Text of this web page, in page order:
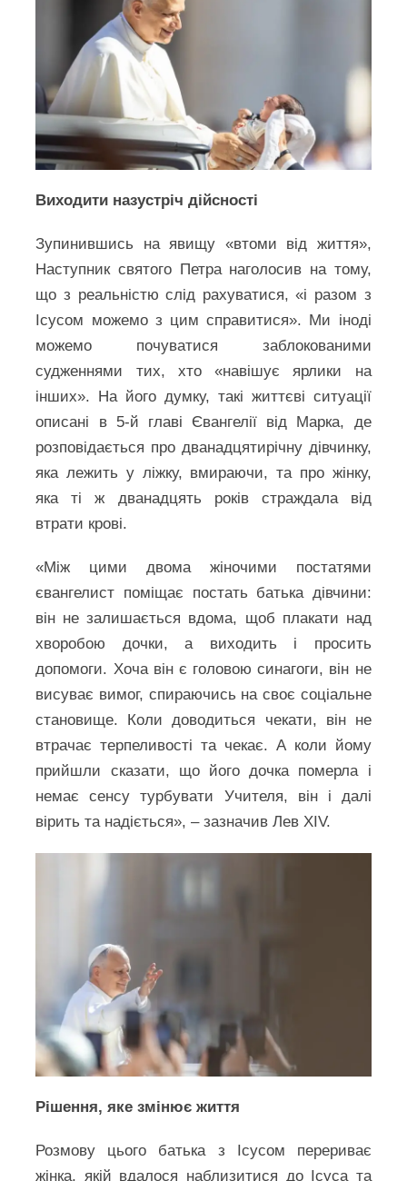
Виходити назустріч дійсності
Зупинившись на явищу «втоми від життя»,
Наступник святого Петра наголосив на тому,
що з реальністю слід рахуватися, «і разом з
Ісусом можемо з цим справитися». Ми іноді
можемо почуватися заблокованими
судженнями тих, хто «навішує ярлики на
інших». На його думку, такі життєві ситуації
описані в 5-й главі Євангелії від Марка, де
розповідається про дванадцятирічну дівчинку,
яка лежить у ліжку, вмираючи, та про жінку,
яка ті ж дванадцять років страждала від
втрати крові.
«Між цими двома жіночими постатями
євангелист поміщає постать батька дівчини:
він не залишається вдома, щоб плакати над
хворобою дочки, а виходить і просить
допомоги. Хоча він є головою синагоги, він не
висуває вимог, спираючись на своє соціальне
становище. Коли доводиться чекати, він не
втрачає терпеливості та чекає. А коли йому
прийшли сказати, що його дочка померла і
немає сенсу турбувати Учителя, він і далі
вірить та надіється», – зазначив Лев XIV.
Рішення, яке змінює життя
Розмову цього батька з Ісусом перериває
жінка, якій вдалося наблизитися до Ісуса та